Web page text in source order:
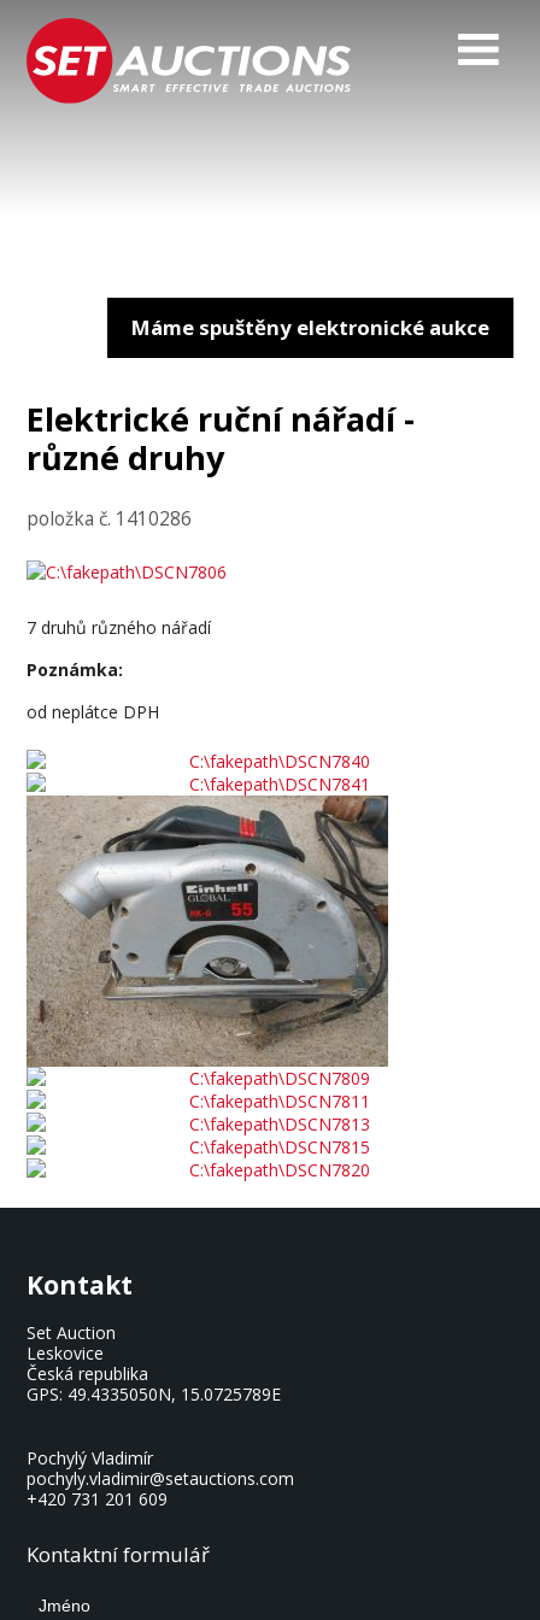
Máme spuštěny elektronické aukce
Elektrické ruční nářadí -
různé druhy
položka č. 1410286
7 druhů různého nářadí
Poznámka:
od neplátce DPH
Kontakt
Set Auction
Leskovice
Česká republika
GPS: 49.4335050N, 15.0725789E
Pochylý Vladimír
pochyly.vladimir@setauctions.com
+420 731 201 609
Kontaktní formulář